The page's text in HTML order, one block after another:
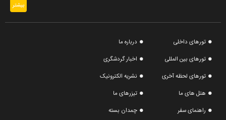
بیشتر
تورهای داخلی
تورهای بین المللی
تورهای لحظه آخری
هتل های ما
راهنمای سفر
درباره ما
اخبار گردشگری
نشریه الکترونیک
تیزرهای ما
چمدان بسته